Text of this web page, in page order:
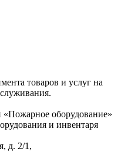
товаров и услуг на
оборудование»
и инвентаря
д. 2/1,